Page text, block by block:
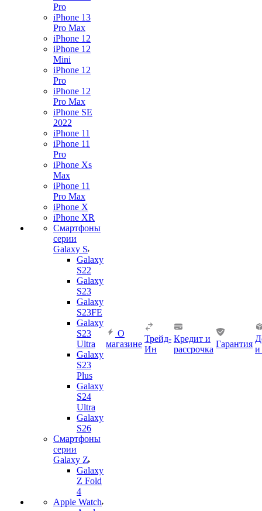
Pro
iPhone 13
Pro Max
iPhone 12
iPhone 12
Mini
iPhone 12
Pro
iPhone 12
Pro Max
iPhone SE
2022
iPhone 11
iPhone 11
Pro
iPhone Xs
Max
iPhone 11
Pro Max
iPhone X
iPhone XR
Смартфоны
серии
Galaxy S
Galaxy
S22
Galaxy
S23
Galaxy
S23FE
Galaxy
S23
Ultra
Galaxy
S23
Plus
Galaxy
S24
Ultra
Galaxy
S26
Смартфоны
серии
Galaxy Z
Galaxy
Z Fold
4
Apple Watch
О
магазине
Трейд-
Ин
Кредит и
рассрочка
Гарантия
и